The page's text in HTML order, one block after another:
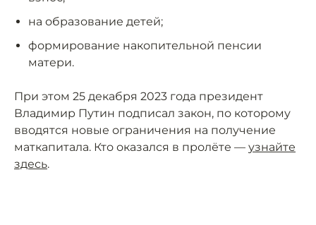
на образование детей;
формирование накопительной пенсии
матери.
При этом 25 декабря 2023 года президент
Владимир Путин подписал закон, по которому
вводятся новые ограничения на получение
маткапитала. Кто оказался в пролёте — узнайте
здесь.